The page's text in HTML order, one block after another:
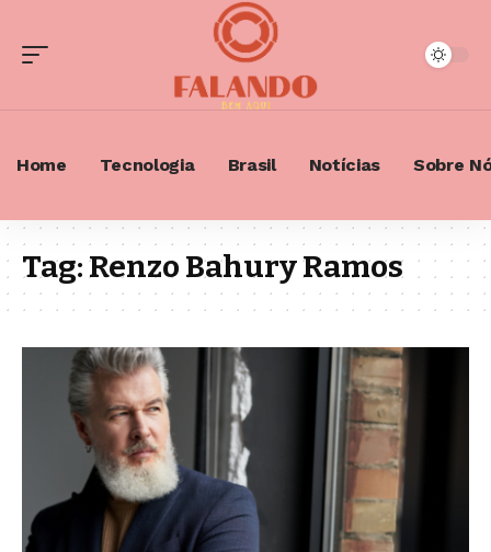
Home Tecnologia Brasil Notícias Sobre
Tag:Renzo Bahury Ramos